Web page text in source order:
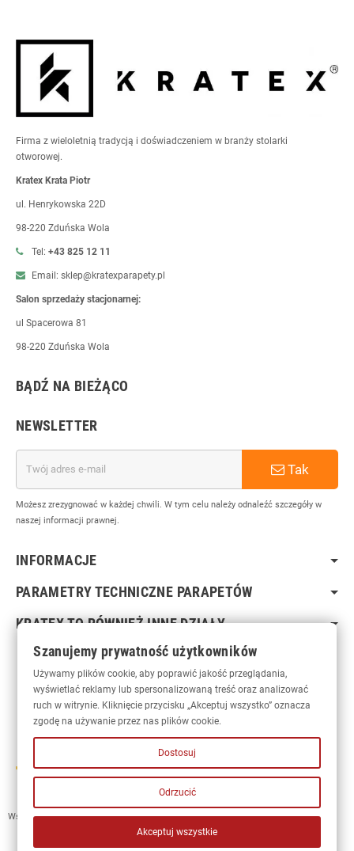
Firma z wieloletnią tradycją i doświadczeniem w branży stolarki
otworowej.
Kratex Krata Piotr
ul. Henrykowska 22D
98-220 Zduńska Wola
Tel: +43 825 12 11
Email: sklep@kratexparapety.pl
Salon sprzedaży stacjonarnej:
ul Spacerowa 81
98-220 Zduńska Wola
BĄDŹ NA BIEŻĄCO
NEWSLETTER
Tak
Możesz zrezygnować w każdej chwili. W tym celu należy odnaleźć szczegóły w
naszej informacji prawnej.
INFORMACJE
PARAMETRY TECHNICZNE PARAPETÓW
KRATEX TO RÓWNIEŻ INNE DZIAŁY
Wszelkie prawa zastrzeżone © 2023 Kratex• Kratexparapety.pl
Szanujemy prywatność użytkowników
Używamy plików cookie, aby poprawić jakość przeglądania,
wyświetlać reklamy lub spersonalizowaną treść oraz analizować
ruch w witrynie. Kliknięcie przycisku „Akceptuj wszystko” oznacza
zgodę na używanie przez nas plików cookie.
Dostosuj
Odrzucić
Akceptuj wszystkie